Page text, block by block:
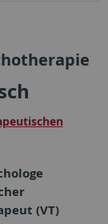
(VT)